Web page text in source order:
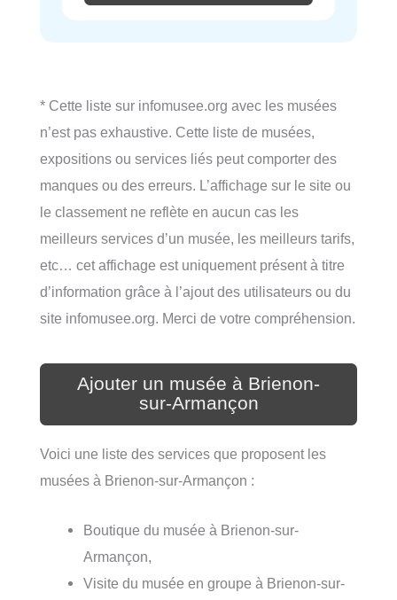
* Cette liste sur infomusee.org avec les musées
n’est pas exhaustive. Cette liste de musées,
expositions ou services liés peut comporter des
manques ou des erreurs. L’affichage sur le site ou
le classement ne reflète en aucun cas les
meilleurs services d’un musée, les meilleurs tarifs,
etc… cet affichage est uniquement présent à titre
d’information grâce à l’ajout des utilisateurs ou du
site infomusee.org. Merci de votre compréhension.
Ajouter un musée à Brienon-
sur-Armançon
Voici une liste des services que proposent les
musées à Brienon-sur-Armançon :
Boutique du musée à Brienon-sur-
Armançon,
Visite du musée en groupe à Brienon-sur-